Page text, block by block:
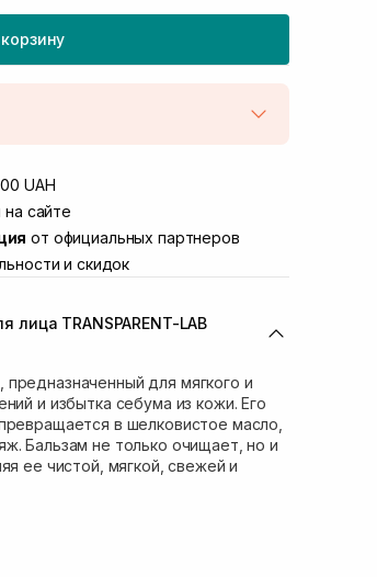
1В (Duck's
Нет в наличии!
43 Нет в наличии!
23 (ТЦ Экватор) Нет в наличии!
UAH
сайте
от официальных партнеров
и скидок
TRANSPARENT-LAB
для мягкого и
и избытка себума из кожи. Его
в шелковистое масло,
Бальзам не только очищает, но и
ее чистой, мягкой, свежей и